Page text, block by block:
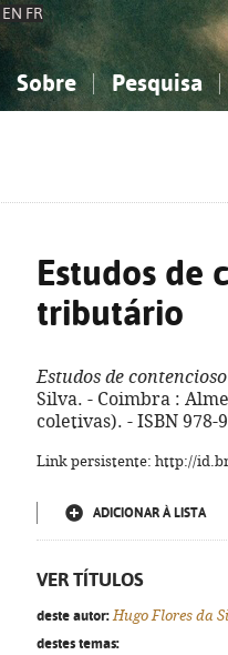
EN FR
Sobre Pesquisa
Estudos de
tributário
Estudos de
Silva. - Coimbra :
coletivas). - ISBN 978-
Link persistente: http://
ADICIONAR À LISTA
VER TÍTULOS
deste autor: Hugo Flores da
destes temas: